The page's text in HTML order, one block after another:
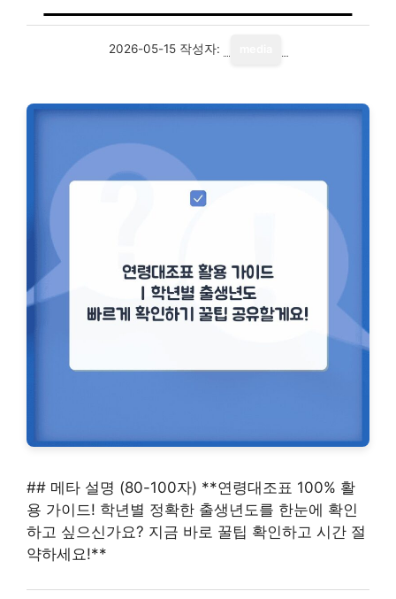
2026-05-15 작성자:
## 메타 설명 (80-100자) **연령대조표 100% 활
용 가이드! 학년별 정확한 출생년도를 한눈에 확인
하고 싶으신가요? 지금 바로 꿀팁 확인하고 시간 절
약하세요!**